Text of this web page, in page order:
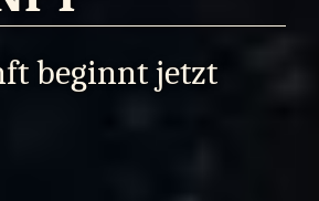
beginnt jetzt